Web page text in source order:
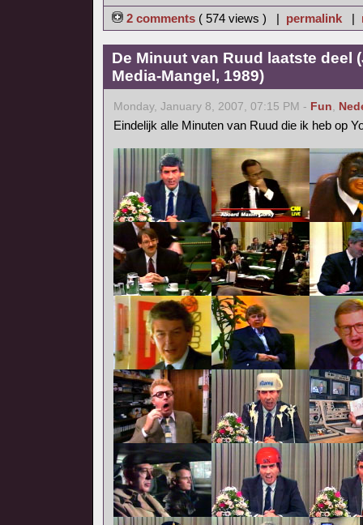
2 comments ( 574 views ) | permalink |
De Minuut van Ruud laatste deel
Media-Mangel, 1989)
Monday, January 8, 2007, 07:15 PM - Fun,
Eindelijk alle Minuten van Ruud die ik heb op